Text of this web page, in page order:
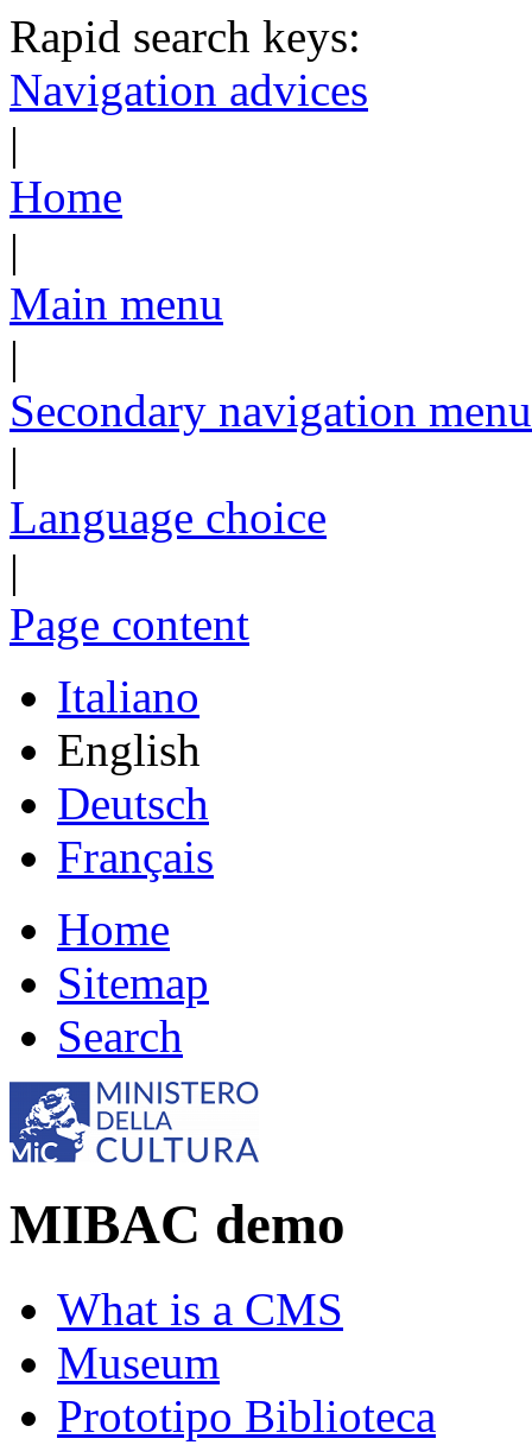
Rapid search keys:
Navigation advices
|
Home
|
Main menu
|
Secondary navigation menu
|
Language choice
|
Page content
Italiano
English
Deutsch
Français
Home
Sitemap
Search
MIBAC demo
What is a CMS
Museum
Prototipo Biblioteca